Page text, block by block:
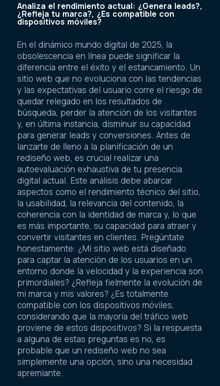
Analiza el rendimiento actual: ¿Genera leads?,
¿Refleja tu marca?, ¿Es compatible con
dispositivos móviles?
En el dinámico mundo digital de 2025, la
obsolescencia en línea puede significar la
diferencia entre el éxito y el estancamiento. Un
sitio web que no evoluciona con las tendencias
y las expectativas del usuario corre el riesgo de
quedar relegado en los resultados de
búsqueda, perder la atención de los visitantes
y, en última instancia, disminuir su capacidad
para generar leads y conversiones. Antes de
lanzarte de lleno a la planificación de un
rediseño web, es crucial realizar una
autoevaluación exhaustiva de tu presencia
digital actual. Este análisis debe abarcar
aspectos como el rendimiento técnico del sitio,
la usabilidad, la relevancia del contenido, la
coherencia con la identidad de marca y, lo que
es más importante, su capacidad para atraer y
convertir visitantes en clientes. Pregúntate
honestamente: ¿Mi sitio web está diseñado
para captar la atención de los usuarios en un
entorno donde la velocidad y la experiencia son
primordiales? ¿Refleja fielmente la evolución de
mi marca y mis valores? ¿Es totalmente
compatible con los dispositivos móviles,
considerando que la mayoría del tráfico web
proviene de estos dispositivos? Si la respuesta
a alguna de estas preguntas es no, es
probable que un rediseño web no sea
simplemente una opción, sino una necesidad
apremiante.